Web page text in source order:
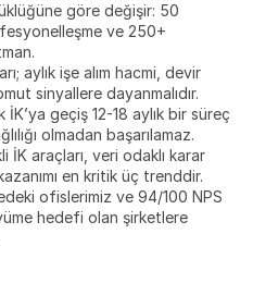
göre değişir: 50
ve 250+
aylık işe alım hacmi, devir
sinyallere dayanmalıdır.
geçiş 12-18 aylık bir süreç
olmadan başarılamaz.
İK araçları, veri odaklı karar
en kritik üç trenddir.
ofislerimiz ve 94/100 NPS
hedefi olan şirketlere